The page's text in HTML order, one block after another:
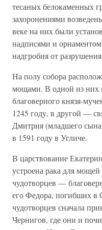
тесаных белокаменных
захоронениями
веке на них были
надписями и
надгробия от
На полу собора
мощами. В одной из них
благоверного князя-
1245 году, в другой —
Дмитрия (младшего
в 1591 году в Угличе.
В царствование
устроена рака для
чудотворцев —
его Федора, погибших
чудотворцев сначала
Чернигов, где они и